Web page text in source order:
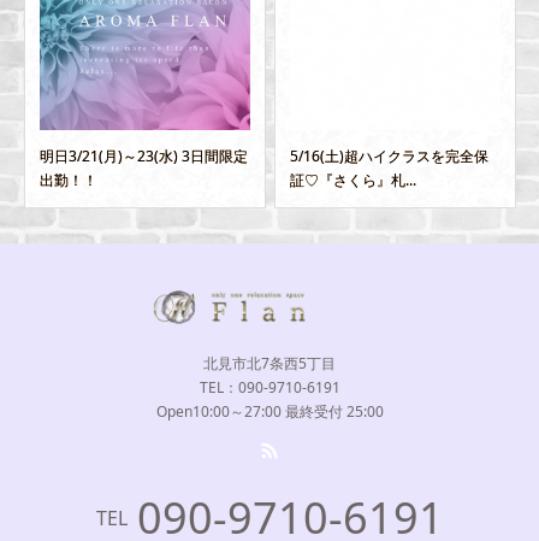
明日3/21(月)～23(水) 3日間限定
出勤！！
5/16(土)超ハイクラスを完全保
証♡『さくら』札...
北見市北7条西5丁目
TEL：090-9710-6191
Open10:00～27:00 最終受付 25:00
TEL 090-9710-6191